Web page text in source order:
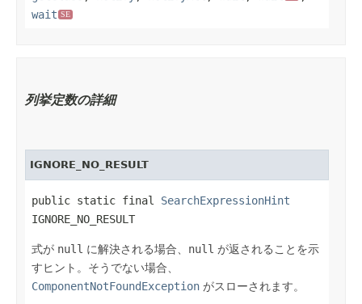
wait SE
列挙定数の詳細
IGNORE_NO_RESULT
public static final SearchExpressionHint
IGNORE_NO_RESULT
式が null に解決される場合、 null が返されることを示
すヒント。そうでない場合、
ComponentNotFoundException がスローされます。